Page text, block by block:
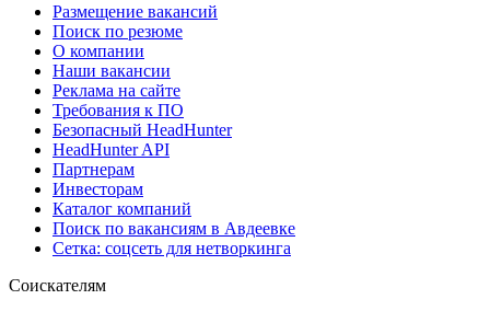
Размещение вакансий
Поиск по резюме
О компании
Наши вакансии
Реклама на сайте
Требования к ПО
Безопасный HeadHunter
HeadHunter API
Партнерам
Инвесторам
Каталог компаний
Поиск по вакансиям в Авдеевке
Сетка: соцсеть для нетворкинга
Соискателям